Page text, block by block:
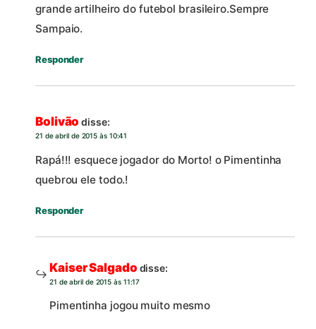
grande artilheiro do futebol brasileiro.Sempre
Sampaio.
Responder
Bolivão disse:
21 de abril de 2015 às 10:41
Rapá!!! esquece jogador do Morto! o Pimentinha
quebrou ele todo.!
Responder
Kaiser Salgado disse:
21 de abril de 2015 às 11:17
Pimentinha jogou muito mesmo